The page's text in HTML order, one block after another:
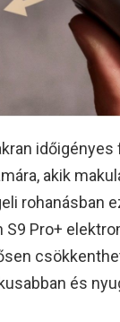
időigényes
akik
rohanásban
S9 Pro+
és